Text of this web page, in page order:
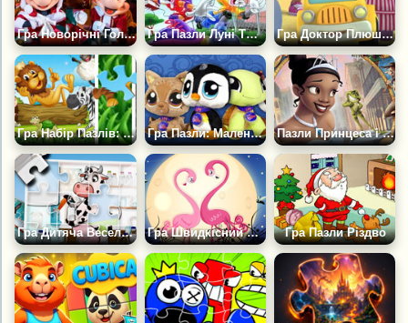
Гра Новорічні Головоломки 2025 Гра Пазли Луні Тюнз Гра Доктор Плюшева - Пазли
Гра Набір Пазлів: Джунглі Гра Пазли: Маленький Зоомагазин Пазли Принцеса і Жаба
Гра Дитяча Весела Ферма: Пазл Гра Швидкісний Пазл Зоопарк Гра Пазли Різдво